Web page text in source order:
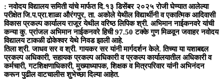
: नवोदय विद्यालय समिती यांचे मार्फत दि.१३ डिसेंबर २०२५ रोजी घेण्यात आलेल्या
परीक्षेत जि.प.प्रा.शाळा औरंगपुर, ता. अकोले येथील विद्यार्थीनी व एकात्मिक आदिवासी
विकास प्रकल्प कार्यालय राजूर येथील वरिष्ठ लिपिक श्री. अभिमान नाईकनवरे यांची
कन्या कु. प्रांजल अभिमान नाईकनवरे हिची 97.50 टक्के गुण मिळवून जवाहर नवोदय
विद्यालय टाकळी ढोकेश्वर येथे निवड झाली आहे.
तिला श्री. जाधव सर व श्री. गायकर सर यांनी मार्गदर्शन केले. तिच्या या यशाबद्दल
प्रकल्प अधिकारी, सहायक प्रकल्प अधिकारी व प्रकल्प कार्यालयातील अधिकारी व
कर्मचारी, गटशिक्षणाधिकारी, मुख्याध्यापक, शिक्षक व मित्रपरिवार यांनी अभिनंदन
करून पुढील वाटचालीस शुभेच्छा दिल्या आहेत.